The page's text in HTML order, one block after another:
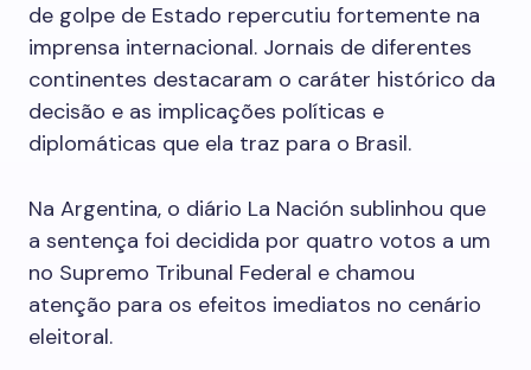
de golpe de Estado repercutiu fortemente na
imprensa internacional. Jornais de diferentes
continentes destacaram o caráter histórico da
decisão e as implicações políticas e
diplomáticas que ela traz para o Brasil.
Na Argentina, o diário La Nación sublinhou que
a sentença foi decidida por quatro votos a um
no Supremo Tribunal Federal e chamou
atenção para os efeitos imediatos no cenário
eleitoral.